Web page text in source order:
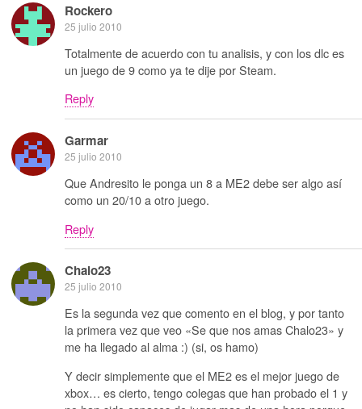
Rockero
25 julio 2010
Totalmente de acuerdo con tu analisis, y con los dlc es
un juego de 9 como ya te dije por Steam.
Reply
Garmar
25 julio 2010
Que Andresito le ponga un 8 a ME2 debe ser algo así
como un 20/10 a otro juego.
Reply
Chalo23
25 julio 2010
Es la segunda vez que comento en el blog, y por tanto
la primera vez que veo «Se que nos amas Chalo23» y
me ha llegado al alma :) (si, os hamo)
Y decir simplemente que el ME2 es el mejor juego de
xbox… es cierto, tengo colegas que han probado el 1 y